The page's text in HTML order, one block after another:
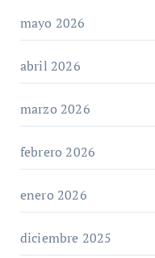
mayo 2026
abril 2026
marzo 2026
febrero 2026
enero 2026
diciembre 2025